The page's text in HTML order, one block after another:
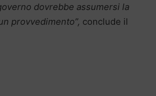
dovrebbe assumersi la
provvedimento”, conclude il